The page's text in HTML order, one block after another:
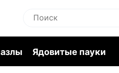
Ядовитые пауки